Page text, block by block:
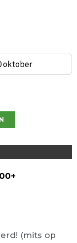
oktober
(mits op